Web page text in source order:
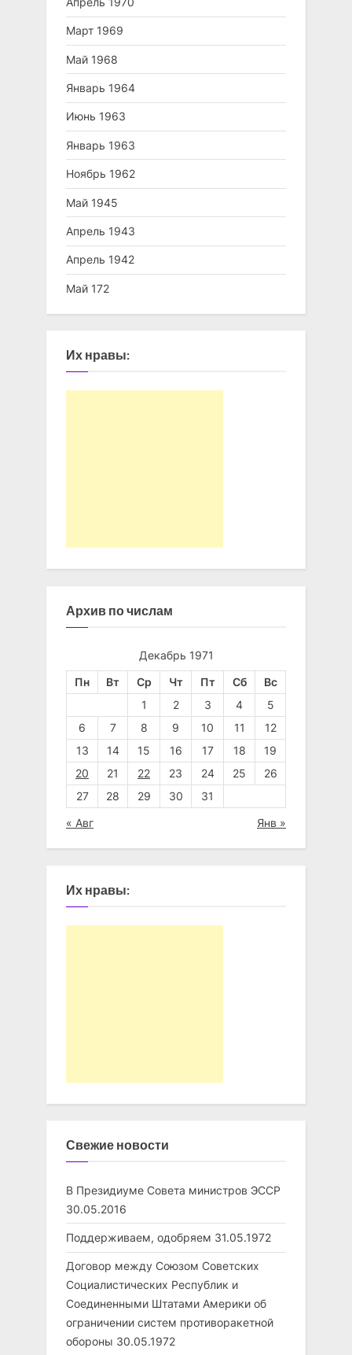
Март 1969
Май 1968
Январь 1964
Июнь 1963
Январь 1963
Ноябрь 1962
Май 1945
Апрель 1943
Апрель 1942
Май 172
Их нравы:
Архив по числам
Декабрь 1971
Пн Вт Ср Чт Пт Сб
Вс
1
2 3 4
5
6
7 8 9 10 11
12
13
14 15 16 17 18
19
20
21 22 23 24 25
26
27
28 29 30 31
« Авг Янв »
Их нравы:
Свежие новости
В Президиуме Совета министров ЭССР
30.05.2016
Поддерживаем, одобряем 31.05.1972
Договор между Союзом Советских
Социалистических Республик и
Соединенными Штатами Америки об
ограничении систем противоракетной
обороны 30.05.1972